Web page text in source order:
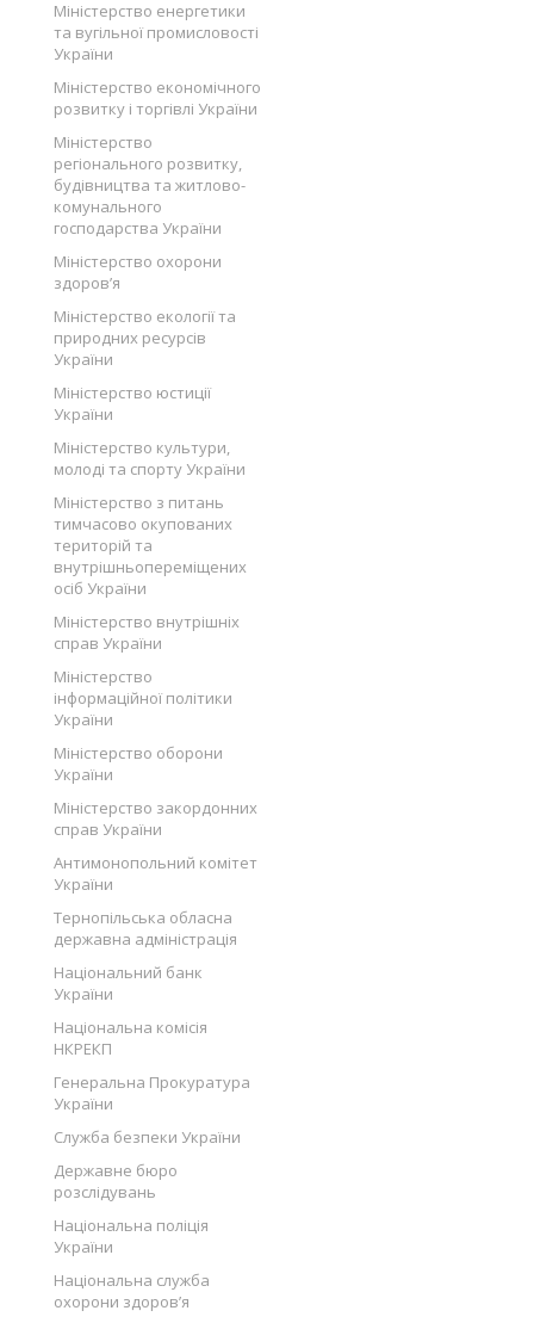
Міністерство енергетики
та вугільної промисловості
України
Міністерство економічного
розвитку і торгівлі України
Міністерство
регіонального розвитку,
будівництва та житлово-
комунального
господарства України
Міністерство охорони
здоров’я
Міністерство екології та
природних ресурсів
України
Міністерство юстиції
України
Міністерство культури,
молоді та спорту України
Міністерство з питань
тимчасово окупованих
територій та
внутрішньопереміщених
осіб України
Міністерство внутрішніх
справ України
Міністерство
інформаційної політики
України
Міністерство оборони
України
Міністерство закордонних
справ України
Антимонопольний комітет
України
Тернопільська обласна
державна адміністрація
Національний банк
України
Національна комісія
НКРЕКП
Генеральна Прокуратура
України
Служба безпеки України
Державне бюро
розслідувань
Національна поліція
України
Національна служба
охорони здоров’я